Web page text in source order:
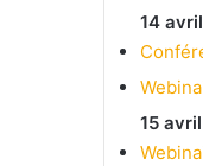
14 avril
15 avril